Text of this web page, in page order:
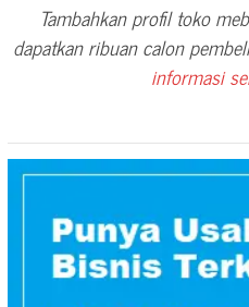
Tambahkan profil toko
dapatkan ribuan calon
informasi